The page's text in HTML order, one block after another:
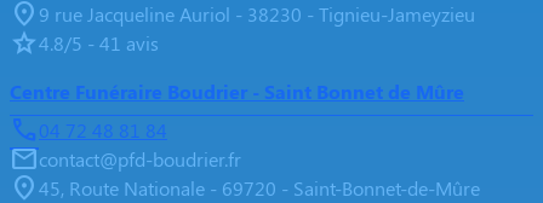
9 rue Jacqueline Auriol - 38230 - Tignieu-Jameyzieu
4.8/5 - 41 avis
Centre Funéraire Boudrier - Saint Bonnet de Mûre
04 72 48 81 84
contact@pfd-boudrier.fr
45, Route Nationale - 69720 - Saint-Bonnet-de-Mûre